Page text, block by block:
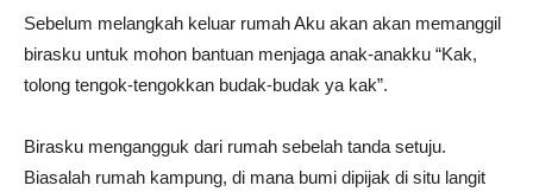
Sebelum melangkah keluar rumah Aku akan akan memanggil
birasku untuk mohon bantuan menjaga anak-anakku “Kak,
tolong tengok-tengokkan budak-budak ya kak”.
Birasku mengangguk dari rumah sebelah tanda setuju.
Biasalah rumah kampung, di mana bumi dipijak di situ langit